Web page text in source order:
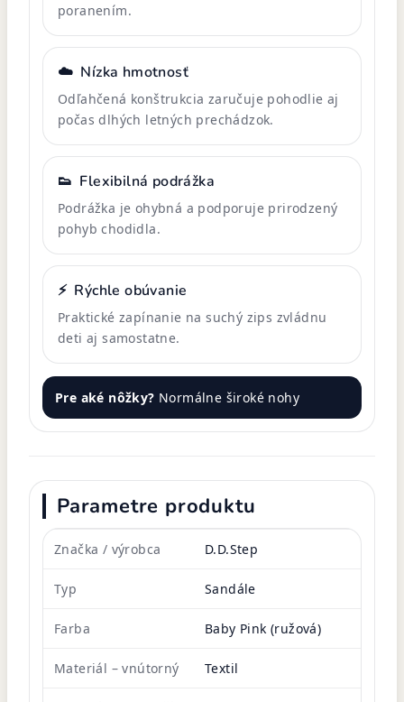
poranením.
☁️ Nízka hmotnosť
Odľahčená konštrukcia zaručuje pohodlie aj
počas dlhých letných prechádzok.
👟 Flexibilná podrážka
Podrážka je ohybná a podporuje prirodzený
pohyb chodidla.
⚡ Rýchle obúvanie
Praktické zapínanie na suchý zips zvládnu
deti aj samostatne.
Pre aké nôžky? Normálne široké nohy
Parametre produktu
Značka / výrobca D.D.Step
Typ Sandále
Farba Baby Pink (ružová)
Materiál – vnútorný Textil